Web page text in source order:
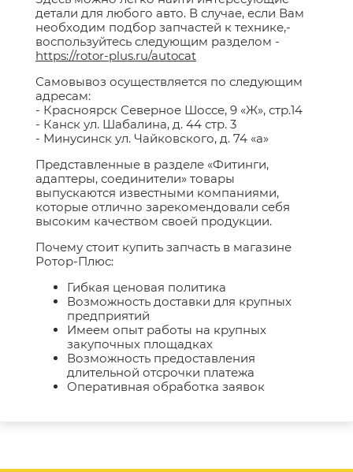
детали для любого авто. В случае, если Вам
необходим подбор запчастей к технике,-
воспользуйтесь следующим разделом -
https://rotor-plus.ru/autocat
Самовывоз осуществляется по следующим
адресам:
- Красноярск Северное Шоссе, 9 «Ж», стр.14
- Канск ул. Шабалина, д. 44 стр. 3
- Минусинск ул. Чайковского, д. 74 «а»
Представленные в разделе «Фитинги,
адаптеры, соединители» товары
выпускаются известными компаниями,
которые отлично зарекомендовали себя
высоким качеством своей продукции.
Почему стоит купить запчасть в магазине
Ротор-Плюс:
Гибкая ценовая политика
Возможность доставки для крупных
предприятий
Имеем опыт работы на крупных
закупочных площадках
Возможность предоставления
длительной отсрочки платежа
Оперативная обработка заявок